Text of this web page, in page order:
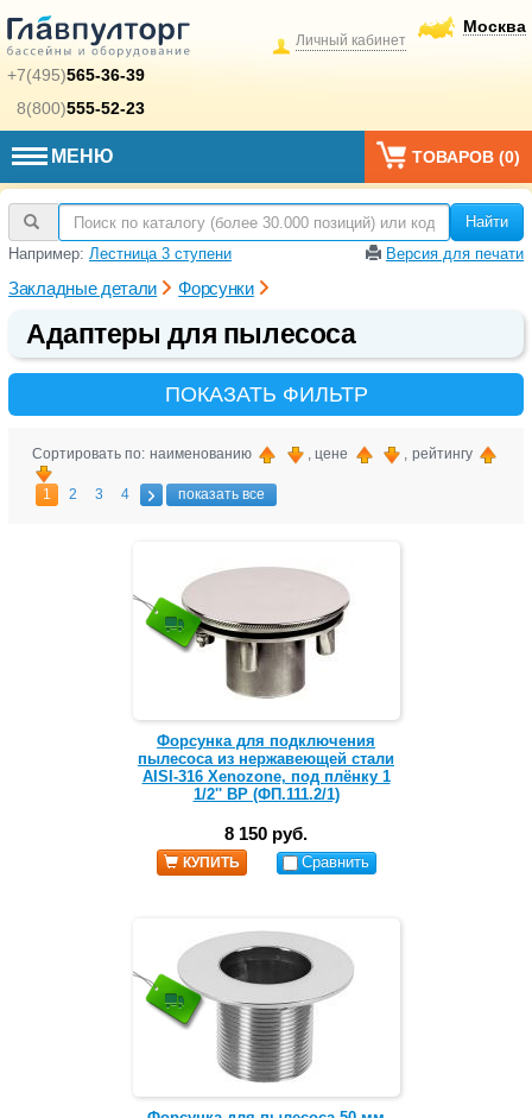
+7(495)565-36-39
8(800)555-52-23
Москва
Личный кабинет
МЕНЮ ТОВАРОВ (0)
Найти
Например: Лестница 3 ступени Версия для печати
Закладные детали Форсунки
Адаптеры для пылесоса
ПОКАЗАТЬ ФИЛЬТР
Сортировать по: наименованию , цене , рейтингу
1 2 3 4 показать все
Форсунка для подключения
пылесоса из нержавеющей стали
AISI-316 Xenozone, под плёнку 1
1/2'' ВР (ФП.111.2/1)
8 150 руб.
КУПИТЬ Сравнить